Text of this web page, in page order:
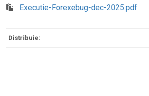
Executie-Forexebug-dec-2025.pdf
Distribuie: